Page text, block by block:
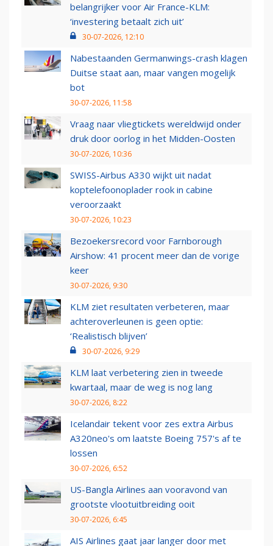
belangrijker voor Air France-KLM:
‘investering betaalt zich uit’
30-07-2026, 12:10
Nabestaanden Germanwings-crash klagen
Duitse staat aan, maar vangen mogelijk
bot
30-07-2026, 11:58
Vraag naar vliegtickets wereldwijd onder
druk door oorlog in het Midden-Oosten
30-07-2026, 10:36
SWISS-Airbus A330 wijkt uit nadat
koptelefoonoplader rook in cabine
veroorzaakt
30-07-2026, 10:23
Bezoekersrecord voor Farnborough
Airshow: 41 procent meer dan de vorige
keer
30-07-2026, 9:30
KLM ziet resultaten verbeteren, maar
achteroverleunen is geen optie:
‘Realistisch blijven’
30-07-2026, 9:29
KLM laat verbetering zien in tweede
kwartaal, maar de weg is nog lang
30-07-2026, 8:22
Icelandair tekent voor zes extra Airbus
A320neo's om laatste Boeing 757's af te
lossen
30-07-2026, 6:52
US-Bangla Airlines aan vooravond van
grootste vlootuitbreiding ooit
30-07-2026, 6:45
AIS Airlines gaat jaar langer door met